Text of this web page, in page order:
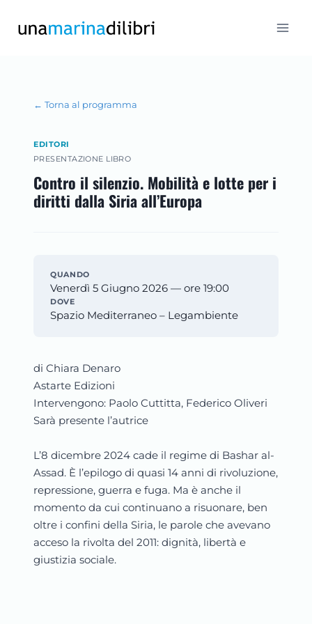
← Torna al programma
EDITORI
PRESENTAZIONE LIBRO
Contro il silenzio. Mobilità e lotte per i
diritti dalla Siria all’Europa
QUANDO
Venerdì 5 Giugno 2026 — ore 19:00
DOVE
Spazio Mediterraneo – Legambiente
di Chiara Denaro
Astarte Edizioni
Intervengono: Paolo Cuttitta, Federico Oliveri
Sarà presente l’autrice
L’8 dicembre 2024 cade il regime di Bashar al-
Assad. È l’epilogo di quasi 14 anni di rivoluzione,
repressione, guerra e fuga. Ma è anche il
momento da cui continuano a risuonare, ben
oltre i confini della Siria, le parole che avevano
acceso la rivolta del 2011: dignità, libertà e
giustizia sociale.